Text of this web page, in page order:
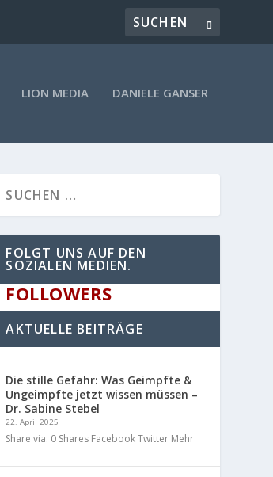
LION MEDIA DANIELE GANSER
FOLGT UNS AUF DEN
SOZIALEN MEDIEN.
FOLLOWERS
AKTUELLE BEITRÄGE
Die stille Gefahr: Was Geimpfte &
Ungeimpfte jetzt wissen müssen –
Dr. Sabine Stebel
22. April 2025
Share via: 0 Shares Facebook Twitter Mehr